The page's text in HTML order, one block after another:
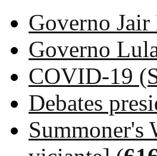
Governo
Governo
COVID-19
Debates
Summoner's